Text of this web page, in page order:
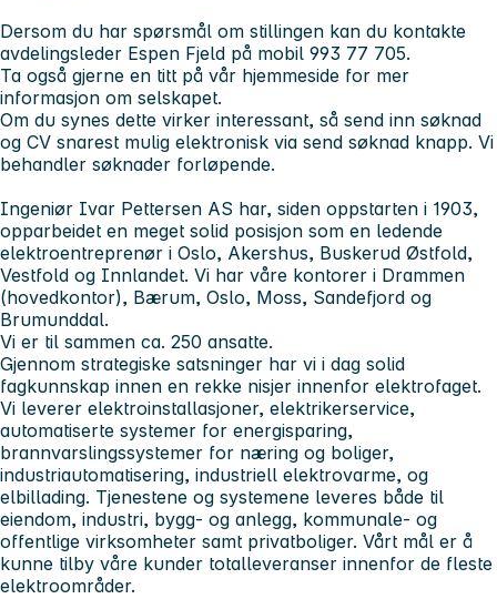
Dersom du har spørsmål om stillingen kan du kontakte
avdelingsleder Espen Fjeld på mobil 993 77 705.
Ta også gjerne en titt på vår hjemmeside for mer
informasjon om selskapet.
Om du synes dette virker interessant, så send inn søknad
og CV snarest mulig elektronisk via send søknad knapp. Vi
behandler søknader forløpende.
Ingeniør Ivar Pettersen AS har, siden oppstarten i 1903,
opparbeidet en meget solid posisjon som en ledende
elektroentreprenør i Oslo, Akershus, Buskerud Østfold,
Vestfold og Innlandet. Vi har våre kontorer i Drammen
(hovedkontor), Bærum, Oslo, Moss, Sandefjord og
Brumunddal.
Vi er til sammen ca. 250 ansatte.
Gjennom strategiske satsninger har vi i dag solid
fagkunnskap innen en rekke nisjer innenfor elektrofaget.
Vi leverer elektroinstallasjoner, elektrikerservice,
automatiserte systemer for energisparing,
brannvarslingssystemer for næring og boliger,
industriautomatisering, industriell elektrovarme, og
elbillading. Tjenestene og systemene leveres både til
eiendom, industri, bygg- og anlegg, kommunale- og
offentlige virksomheter samt privatboliger. Vårt mål er å
kunne tilby våre kunder totalleveranser innenfor de fleste
elektroområder.